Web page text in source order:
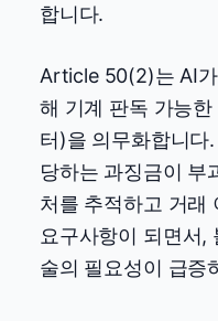
합니다.
Article 50(2)는 AI
해 기계 판독 가능
터)을 의무화합니다
당하는 과징금이 부
처를 추적하고 거래
요구사항이 되면서,
술의 필요성이 급증